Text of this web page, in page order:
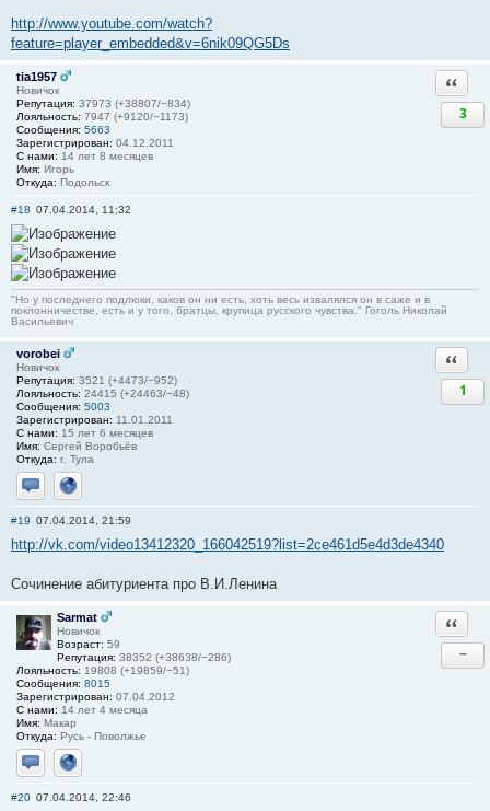
http://www.youtube.com/watch?
feature=player_embedded&v=6nik09QG5Ds
tia1957
Новичок
Репутация: 37973 (+38807/−834)
Лояльность: 7947 (+9120/−1173)
Сообщения: 5663
Зарегистрирован: 04.12.2011
С нами: 14 лет 8 месяцев
Имя: Игорь
Откуда: Подольск
3
#18 07.04.2014, 11:32
"Но у последнего подлюки, каков он ни есть, хоть весь извалялся он в саже и в
поклонничестве, есть и у того, братцы, крупица русского чувства." Гоголь Николай
Васильевич
vorobei
Новичок
Репутация: 3521 (+4473/−952)
Лояльность: 24415 (+24463/−48)
Сообщения: 5003
Зарегистрирован: 11.01.2011
С нами: 15 лет 6 месяцев
Имя: Сергей Воробьёв
Откуда: г. Тула
Отправить личное сообщение
Сайт
1
#19 07.04.2014, 21:59
http://vk.com/video13412320_166042519?list=2ce461d5e4d3de4340
Сочинение абитуриента про В.И.Ленина
Sarmat
Новичок
Возраст: 59
Репутация: 38352 (+38638/−286)
Лояльность: 19808 (+19859/−51)
Сообщения: 8015
Зарегистрирован: 07.04.2012
С нами: 14 лет 4 месяца
Имя: Макар
Откуда: Русь - Поволжье
Отправить личное сообщение
Сайт
−
#20 07.04.2014, 22:46